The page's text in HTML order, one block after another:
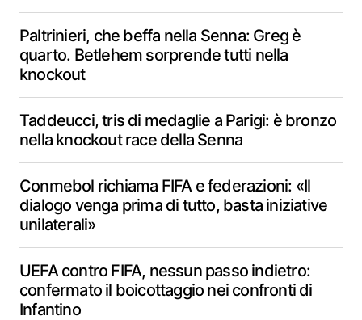
Paltrinieri, che beffa nella Senna: Greg è
quarto. Betlehem sorprende tutti nella
knockout
Taddeucci, tris di medaglie a Parigi: è bronzo
nella knockout race della Senna
Conmebol richiama FIFA e federazioni: «Il
dialogo venga prima di tutto, basta iniziative
unilaterali»
UEFA contro FIFA, nessun passo indietro:
confermato il boicottaggio nei confronti di
Infantino